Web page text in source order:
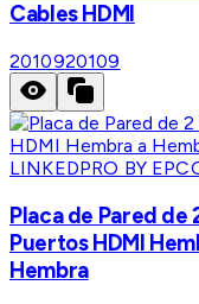
Cables HDMI
2010920109
LINKEDPRO BY
Placa de Pared de
Puertos HDMI
Hembra